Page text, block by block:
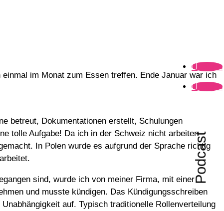
im Monat zum Essen treffen. Ende Januar war ich
betreut, Dokumentationen erstellt, Schulungen
tolle Aufgabe! Da ich in der Schweiz nicht arbeiten
In Polen wurde es aufgrund der Sprache richtig
sind, wurde ich von meiner Firma, mit einer
und musste kündigen. Das Kündigungsschreiben
auf. Typisch traditionelle Rollenverteilung
Folgen
Folgen
Podcast